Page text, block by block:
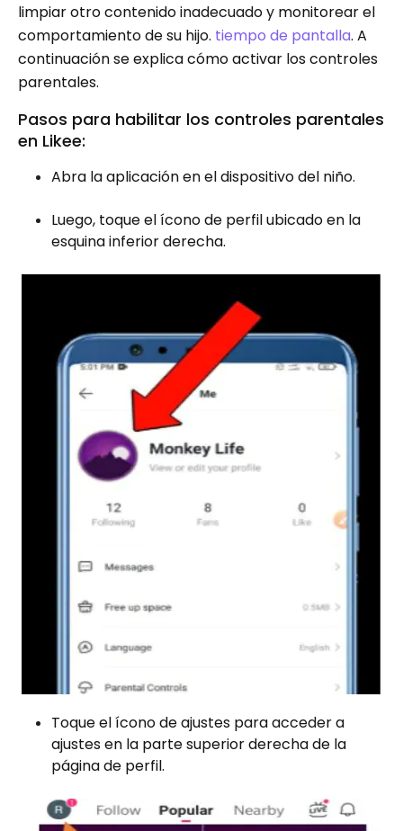
limpiar otro contenido inadecuado y monitorear el
comportamiento de su hijo. tiempo de pantalla. A
continuación se explica cómo activar los controles
parentales.
Pasos para habilitar los controles parentales
en Likee:
Abra la aplicación en el dispositivo del niño.
Luego, toque el ícono de perfil ubicado en la
esquina inferior derecha.
Toque el ícono de ajustes para acceder a
ajustes en la parte superior derecha de la
página de perfil.